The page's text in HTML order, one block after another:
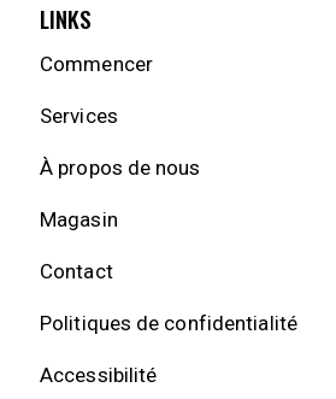
LINKS
Commencer
Services
À propos de nous
Magasin
Contact
Politiques de confidentialité
Accessibilité